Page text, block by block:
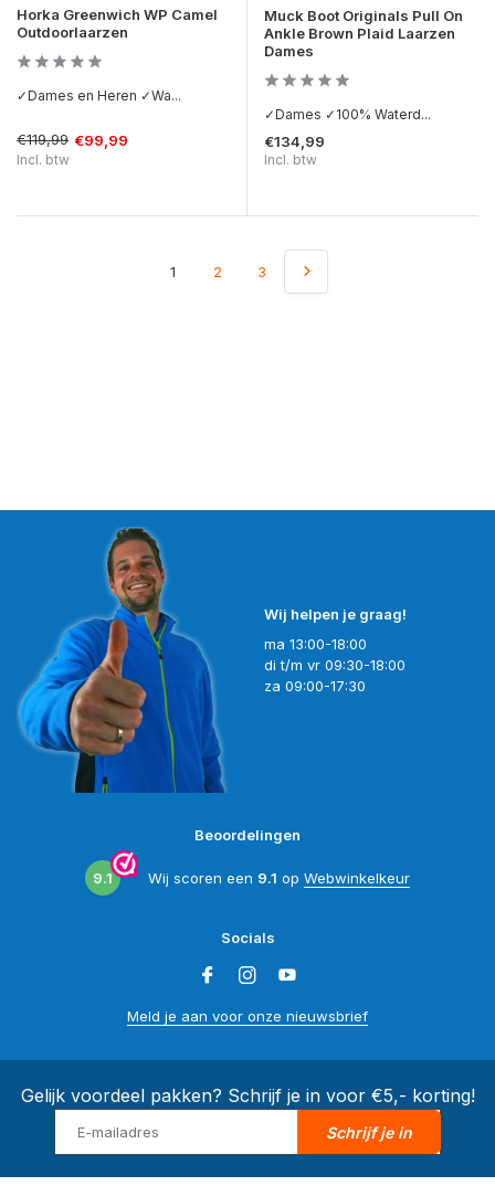
Horka Greenwich WP Camel
Outdoorlaarzen
✓Dames en Heren ✓Wa...
€119,99 €99,99
Incl. btw
Muck Boot Originals Pull On
Ankle Brown Plaid Laarzen
Dames
✓Dames ✓100% Waterd...
€134,99
Incl. btw
1 2 3
Wij helpen je graag!
ma 13:00-18:00
di t/m vr 09:30-18:00
za 09:00-17:30
Beoordelingen
9.1 Wij scoren een 9.1 op Webwinkelkeur
Socials
Meld je aan voor onze nieuwsbrief
Gelijk voordeel pakken? Schrijf je in voor €5,- korting!
Schrijf je in